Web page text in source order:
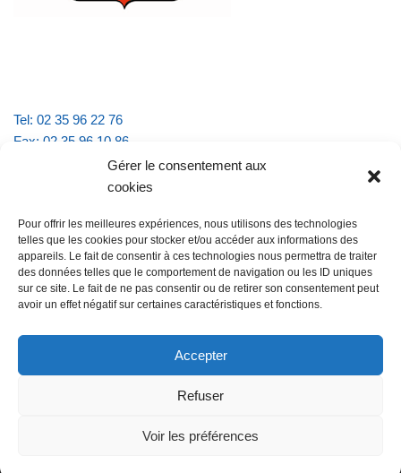
Gérer le consentement aux
cookies
Pour offrir les meilleures expériences, nous utilisons des technologies
telles que les cookies pour stocker et/ou accéder aux informations des
appareils. Le fait de consentir à ces technologies nous permettra de traiter
des données telles que le comportement de navigation ou les ID uniques
sur ce site. Le fait de ne pas consentir ou de retirer son consentement peut
avoir un effet négatif sur certaines caractéristiques et fonctions.
Accepter
Refuser
Voir les préférences
Tel: 02 35 96 22 76
Fax: 02 35 96 10 86
Email : mairie.vattevillelarue@wanadoo.fr
lundi et jeudi de 9h à 11h30
mardi et vendredi de 16h à 18h30
@Vatteville-la-rue mentions légales